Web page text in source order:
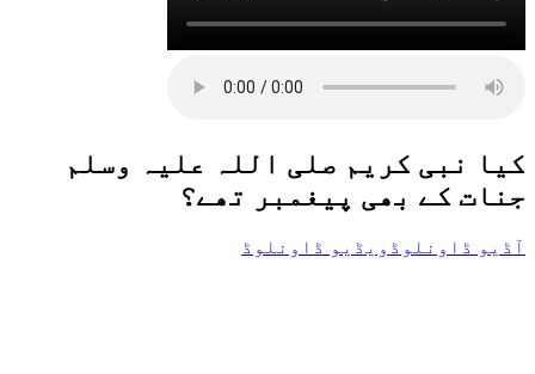
کیا نبی کریم صلی اللہ علیہ وسلم
جنات کے بھی پیغمبر تھے؟
آڈیو ڈاونلوڈ ویڈیو ڈاونلوڈ